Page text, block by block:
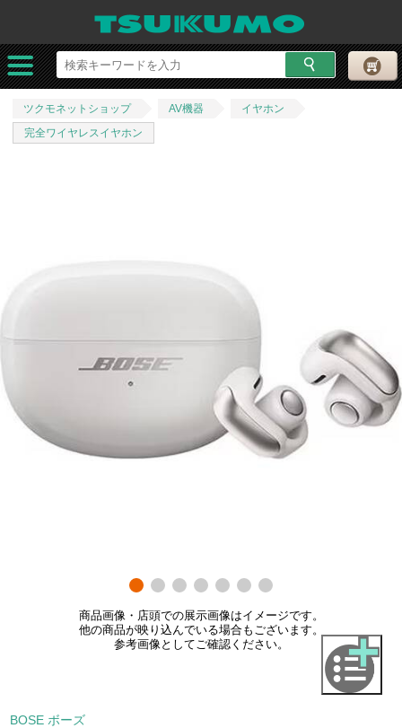
ツクモネットショップ AV機器
イヤホン
完全ワイヤレスイヤホン
商品画像・店頭での展示画像はイメージです。
他の商品が映り込んでいる場合もございます。
参考画像としてご確認ください。
BOSE ボーズ